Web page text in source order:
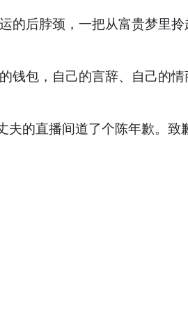
后脖颈，一把从富贵梦里
包，自己的言辞、自己的
的直播间道了个陈年歉。致